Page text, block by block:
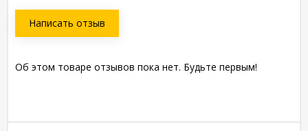
Написать отзыв
Об этом товаре отзывов пока нет. Будьте первым!